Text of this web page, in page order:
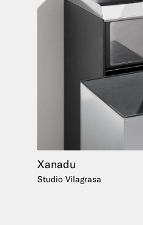
Xanadu
Studio Vilagrasa